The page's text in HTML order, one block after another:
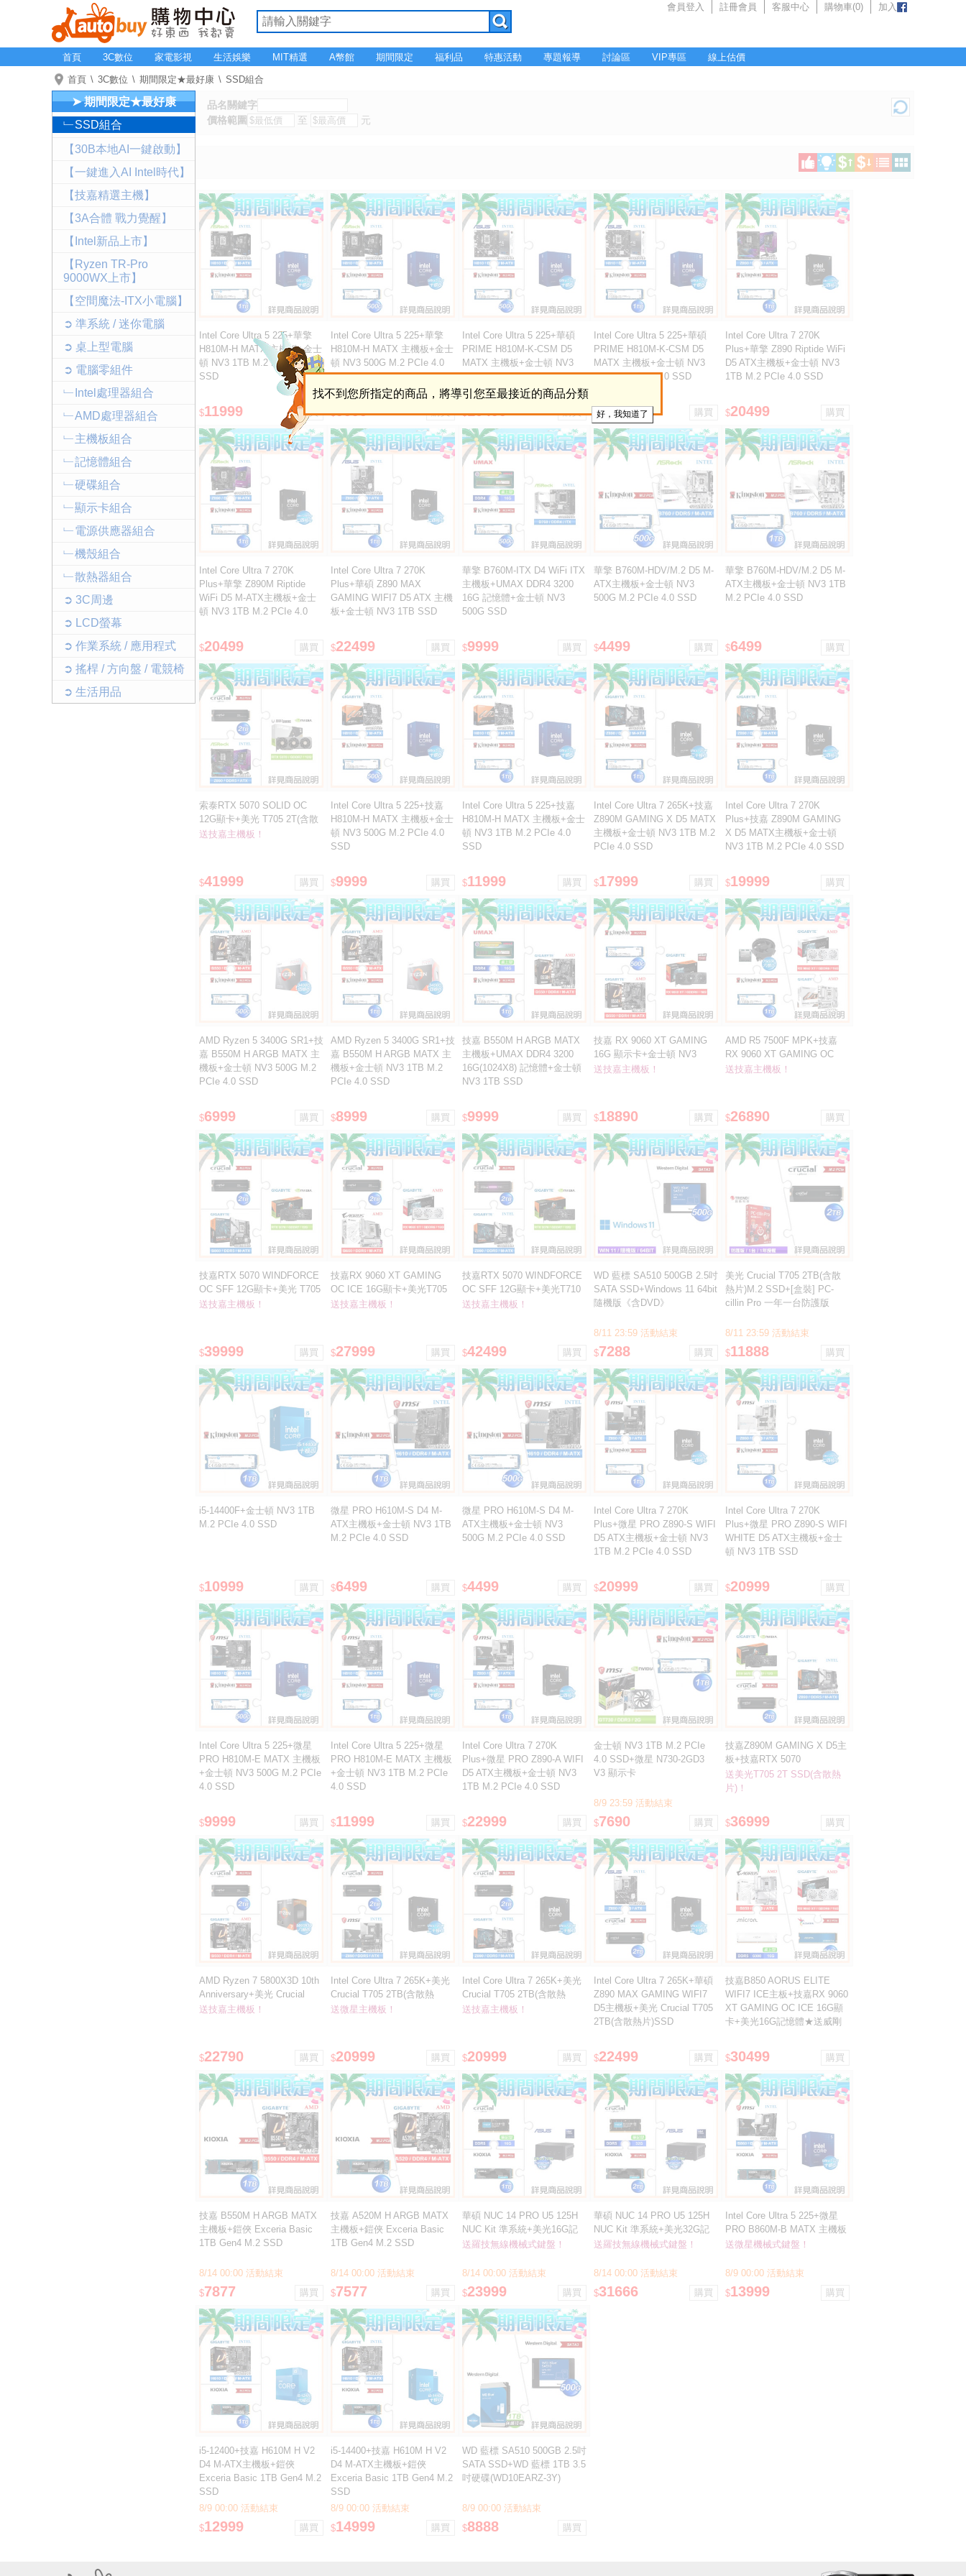
會員登入 註冊會員 客服中心 購物車(0) 加入
首頁 3C數位 家電影視 生活娛樂 MIT精選 A幣館 期間限定 福利品 特惠活動 專題報導 討論區 VIP專區 線上估價
首頁 3C數位 期間限定★最好康 SSD組合
品名關鍵字
價格範圍
至 元
Intel Core Ultra 5 225+華擎
H810M-H MATX 主機板+金士
頓 NV3 1TB M.2 PCIe 4.0
SSD
$11999
Intel Core Ultra 5 225+華擎
H810M-H MATX 主機板+金士
頓 NV3 500G M.2 PCIe 4.0
SSD
$9999
Intel Core Ultra 5 225+華碩
PRIME H810M-K-CSM D5
MATX 主機板+金士頓 NV3
500G M.2 PCIe 4.0 SSD
$10499
Intel Core Ultra 5 225+華碩
PRIME H810M-K-CSM D5
MATX 主機板+金士頓 NV3
1TB M.2 PCIe 4.0 SSD
$12499
Intel Core Ultra 7 270K
Plus+華擎 Z890 Riptide WiFi
D5 ATX主機板+金士頓 NV3
1TB M.2 PCIe 4.0 SSD
$20499
Intel Core Ultra 7 270K
Plus+華擎 Z890M Riptide
WiFi D5 M-ATX主機板+金士
頓 NV3 1TB M.2 PCIe 4.0
$20499
Intel Core Ultra 7 270K
Plus+華碩 Z890 MAX
GAMING WIFI7 D5 ATX 主機
板+金士頓 NV3 1TB SSD
$22499
華擎 B760M-ITX D4 WiFi ITX
主機板+UMAX DDR4 3200
16G 記憶體+金士頓 NV3
500G SSD
$9999
華擎 B760M-HDV/M.2 D5 M-
ATX主機板+金士頓 NV3
500G M.2 PCIe 4.0 SSD
$4499
華擎 B760M-HDV/M.2 D5 M-
ATX主機板+金士頓 NV3 1TB
M.2 PCIe 4.0 SSD
$6499
索泰RTX 5070 SOLID OC
12G顯卡+美光 T705 2T(含散
熱片)SSD ★送華擎Z890
送技嘉主機板！
$41999
Intel Core Ultra 5 225+技嘉
H810M-H MATX 主機板+金士
頓 NV3 500G M.2 PCIe 4.0
SSD
$9999
Intel Core Ultra 5 225+技嘉
H810M-H MATX 主機板+金士
頓 NV3 1TB M.2 PCIe 4.0
SSD
$11999
Intel Core Ultra 7 265K+技嘉
Z890M GAMING X D5 MATX
主機板+金士頓 NV3 1TB M.2
PCIe 4.0 SSD
$17999
Intel Core Ultra 7 270K
Plus+技嘉 Z890M GAMING
X D5 MATX主機板+金士頓
NV3 1TB M.2 PCIe 4.0 SSD
$19999
AMD Ryzen 5 3400G SR1+技
嘉 B550M H ARGB MATX 主
機板+金士頓 NV3 500G M.2
PCIe 4.0 SSD
$6999
AMD Ryzen 5 3400G SR1+技
嘉 B550M H ARGB MATX 主
機板+金士頓 NV3 1TB M.2
PCIe 4.0 SSD
$8999
技嘉 B550M H ARGB MATX
主機板+UMAX DDR4 3200
16G(1024X8) 記憶體+金士頓
NV3 1TB SSD
$9999
技嘉 RX 9060 XT GAMING
16G 顯示卡+金士頓 NV3
500G SSD ★送技嘉 B550M
送技嘉主機板！
$18890
AMD R5 7500F MPK+技嘉
RX 9060 XT GAMING OC
ICE 16G顯卡+金士頓NV3 1T
送技嘉主機板！
$26890
技嘉RTX 5070 WINDFORCE
OC SFF 12G顯卡+美光 T705
2T(含散熱片)SSD ★送技嘉
送技嘉主機板！
$39999
技嘉RX 9060 XT GAMING
OC ICE 16G顯卡+美光T705
2T(含散熱片)SSD ★送技嘉
送技嘉主機板！
$27999
技嘉RTX 5070 WINDFORCE
OC SFF 12G顯卡+美光T710
2T(含原廠散熱片)SSD ★送技
送技嘉主機板！
$42499
WD 藍標 SA510 500GB 2.5吋
SATA SSD+Windows 11 64bit
隨機版《含DVD》
8/11 23:59 活動結束
$7288
美光 Crucial T705 2TB(含散
熱片)M.2 SSD+[盒裝] PC-
cillin Pro 一年一台防護版
8/11 23:59 活動結束
$11888
i5-14400F+金士頓 NV3 1TB
M.2 PCIe 4.0 SSD
$10999
微星 PRO H610M-S D4 M-
ATX主機板+金士頓 NV3 1TB
M.2 PCIe 4.0 SSD
$6499
微星 PRO H610M-S D4 M-
ATX主機板+金士頓 NV3
500G M.2 PCIe 4.0 SSD
$4499
Intel Core Ultra 7 270K
Plus+微星 PRO Z890-S WIFI
D5 ATX主機板+金士頓 NV3
1TB M.2 PCIe 4.0 SSD
$20999
Intel Core Ultra 7 270K
Plus+微星 PRO Z890-S WIFI
WHITE D5 ATX主機板+金士
頓 NV3 1TB SSD
$20999
Intel Core Ultra 5 225+微星
PRO H810M-E MATX 主機板
+金士頓 NV3 500G M.2 PCIe
4.0 SSD
$9999
Intel Core Ultra 5 225+微星
PRO H810M-E MATX 主機板
+金士頓 NV3 1TB M.2 PCIe
4.0 SSD
$11999
Intel Core Ultra 7 270K
Plus+微星 PRO Z890-A WIFI
D5 ATX主機板+金士頓 NV3
1TB M.2 PCIe 4.0 SSD
$22999
金士頓 NV3 1TB M.2 PCIe
4.0 SSD+微星 N730-2GD3
V3 顯示卡
8/9 23:59 活動結束
$7690
技嘉Z890M GAMING X D5主
板+技嘉RTX 5070
WINDFORCE OC SFF 12G顯
卡 ★送美光T705 2T(含散熱
送美光T705 2T SSD(含散熱
片)！
$36999
AMD Ryzen 7 5800X3D 10th
Anniversary+美光 Crucial
T705 2TB(含散熱片)M.2 SSD
送技嘉主機板！
$22790
Intel Core Ultra 7 265K+美光
Crucial T705 2TB(含散熱
片)M.2 SSD ★送微星 PRO
送微星主機板！
$20999
Intel Core Ultra 7 265K+美光
Crucial T705 2TB(含散熱
片)M.2 SSD ★送技嘉 Z890M
送技嘉主機板！
$20999
Intel Core Ultra 7 265K+華碩
Z890 MAX GAMING WIFI7
D5主機板+美光 Crucial T705
2TB(含散熱片)SSD
$22499
技嘉B850 AORUS ELITE
WIFI7 ICE主板+技嘉RX 9060
XT GAMING OC ICE 16G顯
卡+美光16G記憶體★送威剛
$30499
技嘉 B550M H ARGB MATX
主機板+鎧俠 Exceria Basic
1TB Gen4 M.2 SSD
8/14 00:00 活動結束
$7877
技嘉 A520M H ARGB MATX
主機板+鎧俠 Exceria Basic
1TB Gen4 M.2 SSD
8/14 00:00 活動結束
$7577
華碩 NUC 14 PRO U5 125H
NUC Kit 準系統+美光16G記
憶體+鎧俠1TB SSD ★送羅技
送羅技無線機械式鍵盤！
8/14 00:00 活動結束
$23999
華碩 NUC 14 PRO U5 125H
NUC Kit 準系統+美光32G記
憶體+鎧俠2TB SSD ★送羅技
送羅技無線機械式鍵盤！
8/14 00:00 活動結束
$31666
Intel Core Ultra 5 225+微星
PRO B860M-B MATX 主機板
+鎧俠 Exceria Basic 1TB
送微星機械式鍵盤！
8/9 00:00 活動結束
$13999
i5-12400+技嘉 H610M H V2
D4 M-ATX主機板+鎧俠
Exceria Basic 1TB Gen4 M.2
SSD
8/9 00:00 活動結束
$12999
i5-14400+技嘉 H610M H V2
D4 M-ATX主機板+鎧俠
Exceria Basic 1TB Gen4 M.2
SSD
8/9 00:00 活動結束
$14999
WD 藍標 SA510 500GB 2.5吋
SATA SSD+WD 藍標 1TB 3.5
吋硬碟(WD10EARZ-3Y)
8/9 00:00 活動結束
$8888
➤ 期間限定★最好康
﹂SSD組合
【30B本地AI一鍵啟動】
【一鍵進入AI Intel時代】
【技嘉精選主機】
【3A合體 戰力覺醒】
【Intel新品上市】
【Ryzen TR-Pro
9000WX上市】
【空間魔法-ITX小電腦】
➲ 準系統 / 迷你電腦
➲ 桌上型電腦
➲ 電腦零組件
﹂Intel處理器組合
﹂AMD處理器組合
﹂主機板組合
﹂記憶體組合
﹂硬碟組合
﹂顯示卡組合
﹂電源供應器組合
﹂機殼組合
﹂散熱器組合
➲ 3C周邊
➲ LCD螢幕
➲ 作業系統 / 應用程式
➲ 搖桿 / 方向盤 / 電競椅
➲ 生活用品
找不到您所指定的商品，將導引您至最接近的商品分類